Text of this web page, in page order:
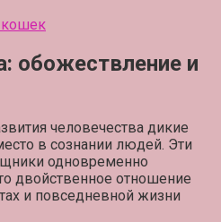
обожествление и
человечества дикие
в сознании людей. Эти
одновременно
двойственное отношение
и повседневной жизни